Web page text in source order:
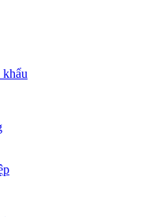
khẩu